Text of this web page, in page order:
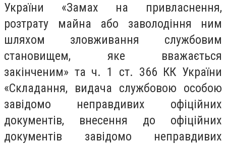
України «Замах на привласнення,
розтрату майна або заволодіння ним
шляхом зловживання службовим
становищем, яке вважається
закінченим» та ч. 1 ст. 366 КК України
«Складання, видача службовою особою
завідомо неправдивих офіційних
документів, внесення до офіційних
документів завідомо неправдивих